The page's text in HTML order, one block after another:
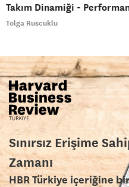
Takım Dinamiği -
Tolga Ruscuklu
Sınırsız Erişime
Zamanı
HBR Türkiye içeriğine